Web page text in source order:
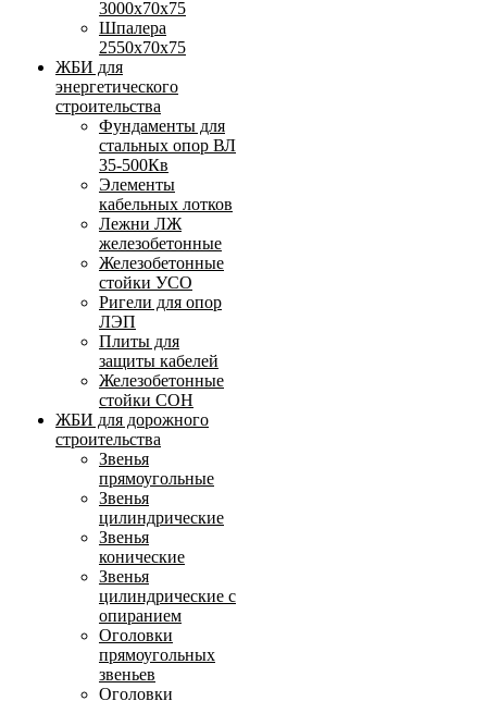
3000х70х75
Шпалера
2550х70х75
ЖБИ для
энергетического
строительства
Фундаменты для
стальных опор ВЛ
35-500Кв
Элементы
кабельных лотков
Лежни ЛЖ
железобетонные
Железобетонные
стойки УСО
Ригели для опор
ЛЭП
Плиты для
защиты кабелей
Железобетонные
стойки СОН
ЖБИ для дорожного
строительства
Звенья
прямоугольные
Звенья
цилиндрические
Звенья
конические
Звенья
цилиндрические с
опиранием
Оголовки
прямоугольных
звеньев
Оголовки